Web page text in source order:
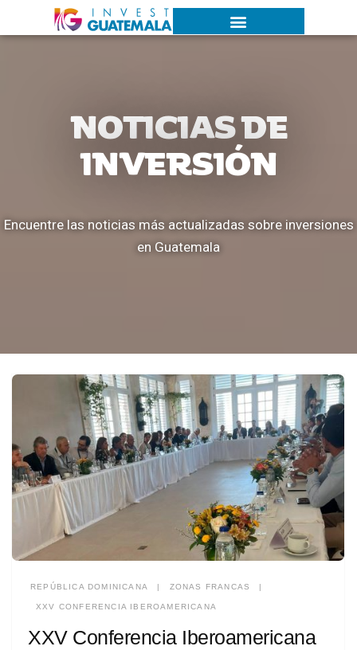
NOTICIAS DE
INVERSIÓN
Encuentre las noticias más actualizadas sobre inversiones
en Guatemala
REPÚBLICA DOMINICANA | ZONAS FRANCAS |
XXV CONFERENCIA IBEROAMERICANA
XXV Conferencia Iberoamericana